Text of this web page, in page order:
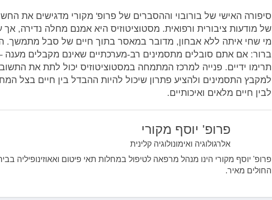
סיפורה האישי של בורובוי וההסברים של פרופ' מקורי מדגישים את
של מודעות ציבורית ורפואית. מסטוציטוזיס היא אמנם מחלה נדירה, אך
מי שחי איתה ללא אבחון, מדובר במאסר בתוך חיים של סבל מתמשך.
ברור: אם אתם סובלים מתסמינים רב-מערכתיים שאינם מקבלים מענה
תרימו ידיים. פנייה למרכז המתמחה במסטוציטוזיס יכול לתת את
למקבץ התסמינים ולהציע פתרון שיכול להיות ההבדל בין חיים בצל
לבין חיים מלאים ואיכותיים.
פרופ' יוסף מקורי
אלרגולוגיה ואימונולוגיה קלינית
פרופ' יוסף מקורי הינו מנהל מרפאה לטיפול במחלות תאי פיטום ואאוזינופיליה
החולים מאיר.